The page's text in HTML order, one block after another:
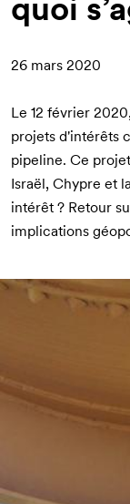
quoi
26 mars 2020
Le 12 février
projets d'intérêts
pipeline. Ce
Israël, Chypre et
intérêt ? Retour
implications